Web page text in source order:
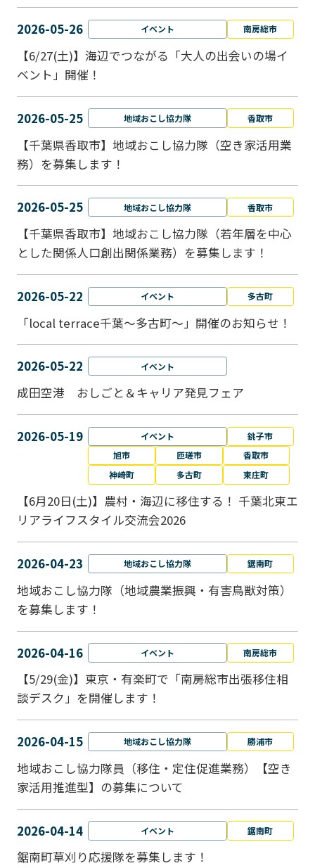
2026-05-26 イベント 南房総市
【6/27(土)】海辺でつながる「大人の出会いの場イ
ベント」開催！
2026-05-25 地域おこし協力隊 香取市
【千葉県香取市】地域おこし協力隊（空き家活用業
務）を募集します！
2026-05-25 地域おこし協力隊 香取市
【千葉県香取市】地域おこし協力隊（若年層を中心
とした関係人口創出関係業務）を募集します！
2026-05-22 イベント 多古町
「local terrace千葉～多古町～」開催のお知らせ！
2026-05-22 イベント
成田空港 おしごと＆キャリア発見フェア
2026-05-19 イベント
銚子市
旭市
匝瑳市
香取市
神崎町
多古町 東庄町
【6月20日(土)】農村・海辺に移住する！ 千葉北東エ
リアライフスタイル交流会2026
2026-04-23 地域おこし協力隊 鋸南町
地域おこし協力隊（地域農業振興・有害鳥獣対策）
を募集します！
2026-04-16 イベント 南房総市
【5/29(金)】東京・有楽町で「南房総市出張移住相
談デスク」を開催します！
2026-04-15 地域おこし協力隊 勝浦市
地域おこし協力隊員（移住・定住促進業務）【空き
家活用推進型】の募集について
2026-04-14 イベント 鋸南町
鋸南町草刈り応援隊を募集します！